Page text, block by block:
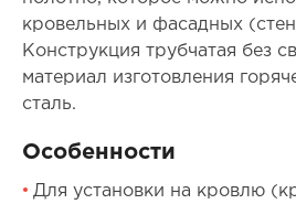
кровельных и фасадных
Конструкция трубчатая без
материал изготовления
сталь.
Особенности
Для установки на кровлю